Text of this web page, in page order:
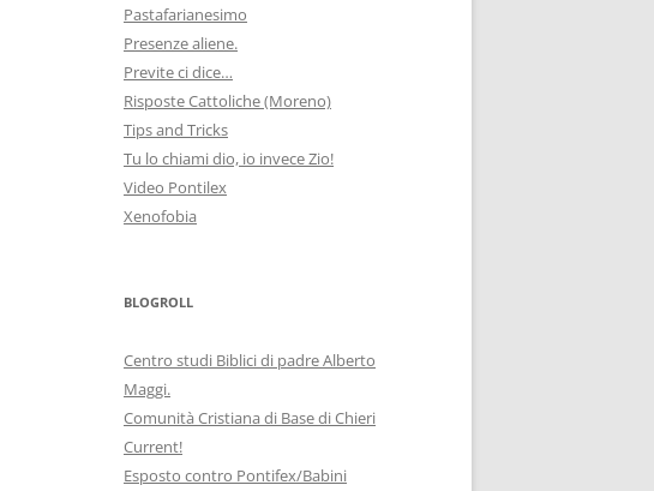
Pastafarianesimo
Presenze aliene.
Previte ci dice…
Risposte Cattoliche (Moreno)
Tips and Tricks
Tu lo chiami dio, io invece Zio!
Video Pontilex
Xenofobia
BLOGROLL
Centro studi Biblici di padre Alberto
Maggi.
Comunità Cristiana di Base di Chieri
Current!
Esposto contro Pontifex/Babini